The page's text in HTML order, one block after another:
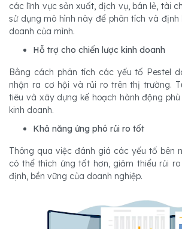
các lĩnh vực sản xuất, dịch vụ, bán lẻ, tài
sử dụng mô hình này để phân tích và định
doanh của mình.
Hỗ trợ cho chiến lược kinh doanh
Bằng cách phân tích các yếu tố Pestel
nhận ra cơ hội và rủi ro trên thị trường.
tiêu và xây dựng kế hoạch hành động
kinh doanh.
Khả năng ứng phó rủi ro tốt
Thông qua việc đánh giá các yếu tố bên
có thể thích ứng tốt hơn, giảm thiểu rủi
định, bền vững của doanh nghiệp.